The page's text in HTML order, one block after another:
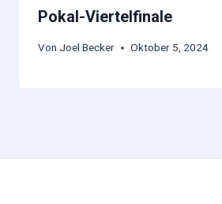
Pokal-Viertelfinale
Von Joel Becker Oktober 5, 2024